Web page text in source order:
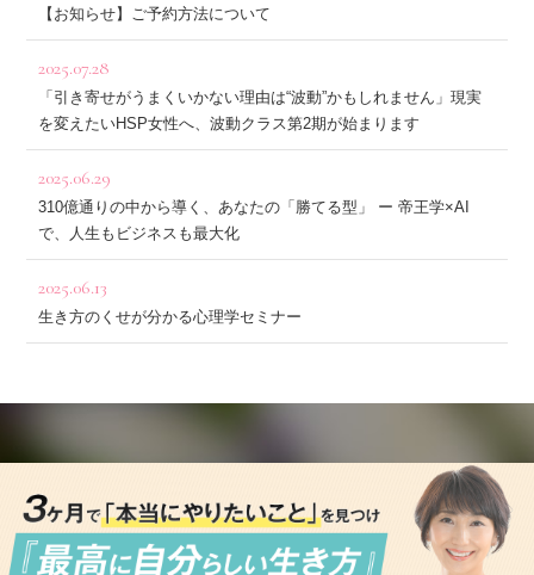
【お知らせ】ご予約方法について
2025.07.28
「引き寄せがうまくいかない理由は“波動”かもしれません」現実
を変えたいHSP女性へ、波動クラス第2期が始まります
2025.06.29
310億通りの中から導く、あなたの「勝てる型」 ー 帝王学×AI
で、人生もビジネスも最大化
2025.06.13
生き方のくせが分かる心理学セミナー